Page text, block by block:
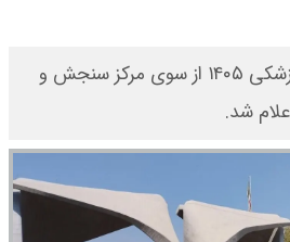
تقویم آزمون‌های علوم پزشکی ۱۴۰۵ از سوی مرکز سنجش و
شد.